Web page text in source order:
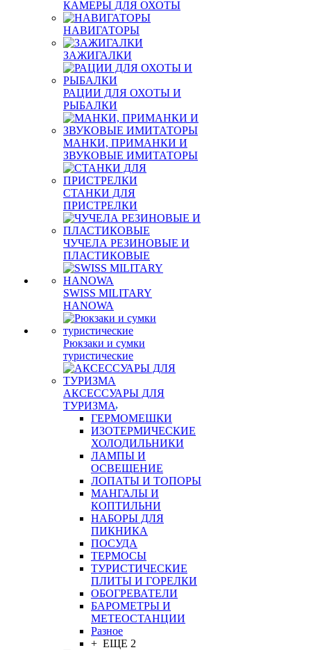
КАМЕРЫ ДЛЯ ОХОТЫ
НАВИГАТОРЫ
ЗАЖИГАЛКИ
РАЦИИ ДЛЯ ОХОТЫ И
РЫБАЛКИ
МАНКИ, ПРИМАНКИ И
ЗВУКОВЫЕ ИМИТАТОРЫ
СТАНКИ ДЛЯ
ПРИСТРЕЛКИ
ЧУЧЕЛА РЕЗИНОВЫЕ И
ПЛАСТИКОВЫЕ
SWISS MILITARY
HANOWA
Рюкзаки и сумки
туристические
АКСЕССУАРЫ ДЛЯ
ТУРИЗМА
ГЕРМОМЕШКИ
ИЗОТЕРМИЧЕСКИЕ
ХОЛОДИЛЬНИКИ
ЛАМПЫ И
ОСВЕЩЕНИЕ
ЛОПАТЫ И ТОПОРЫ
МАНГАЛЫ И
КОПТИЛЬНИ
НАБОРЫ ДЛЯ
ПИКНИКА
ПОСУДА
ТЕРМОСЫ
ТУРИСТИЧЕСКИЕ
ПЛИТЫ И ГОРЕЛКИ
ОБОГРЕВАТЕЛИ
БАРОМЕТРЫ И
МЕТЕОСТАНЦИИ
Разное
+ ЕЩЕ 2